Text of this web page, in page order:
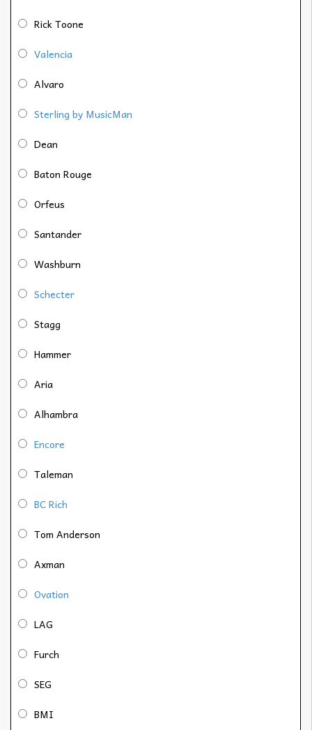
Rick Toone
Valencia
Alvaro
Sterling by MusicMan
Dean
Baton Rouge
Orfeus
Santander
Washburn
Schecter
Stagg
Hammer
Aria
Alhambra
Encore
Taleman
BC Rich
Tom Anderson
Axman
Ovation
LAG
Furch
SEG
BMI